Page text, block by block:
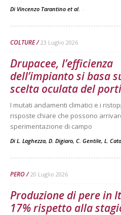
Di Vincenzo Tarantino et al. -
COLTURE 23 Luglio 2026
Drupacee, l’efficienza
dell’impianto si basa
scelta oculata del
I mutati andamenti climatici e i
risposte chiare che possono
sperimentazione di campo
Di L. Laghezza, D. Digiaro, C. Gentile, L.
PERO 20 Luglio 2026
Produzione di pere in
17% rispetto alla